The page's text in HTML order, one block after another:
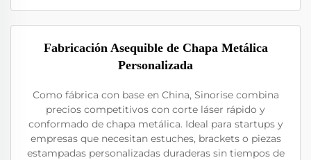
Fabricación Asequible de Chapa Metálica
Personalizada
Como fábrica con base en China, Sinorise combina
precios competitivos con corte láser rápido y
conformado de chapa metálica. Ideal para startups y
empresas que necesitan estuches, brackets o piezas
estampadas personalizadas duraderas sin tiempos de